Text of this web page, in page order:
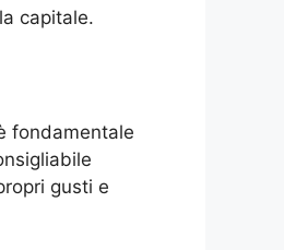
capitale.
fondamentale
gusti e